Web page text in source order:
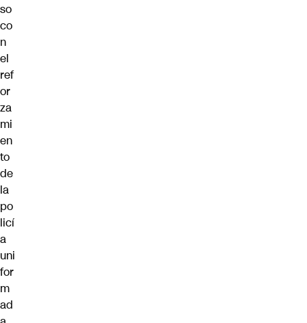
so
co
n
el
ref
or
za
mi
en
to
de
la
po
licí
a
uni
for
m
ad